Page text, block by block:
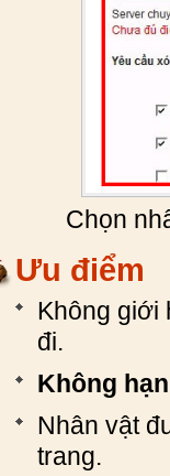
Chọn
Ưu điểm
Không giới
đi.
Không
Nhân vật
trang.